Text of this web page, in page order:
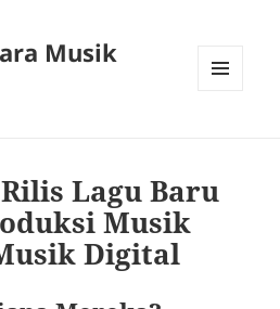
Musik
Lagu Baru
Musik
Digital